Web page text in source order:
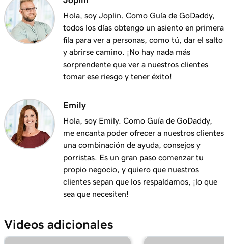
Agregar un banner promocional a mi sitio
web
Lección 12 (de 23)
Editar el botón de acción en el encabezado de
mi sitio web
Agregar un logotipo a mi encabezado en
Páginas Web + Marketing
Lección 14 (de 23)
Usar el video como mi medio de portada en
Páginas Web + Marketing
Lección 15 (de 23)
Usar una presentación de diapositivas como
Marketing
Hola, soy Joplin. Como Guía de GoDaddy,
todos los días obtengo un asiento en primera
fila para ver a personas, como tú, dar el salto
y abrirse camino. ¡No hay nada más
sorprendente que ver a nuestros clientes
tomar ese riesgo y tener éxito!
Emily
Hola, soy Emily. Como Guía de GoDaddy,
me encanta poder ofrecer a nuestros clientes
una combinación de ayuda, consejos y
porristas. Es un gran paso comenzar tu
propio negocio, y quiero que nuestros
clientes sepan que los respaldamos, ¡lo que
sea que necesiten!
Videos adicionales